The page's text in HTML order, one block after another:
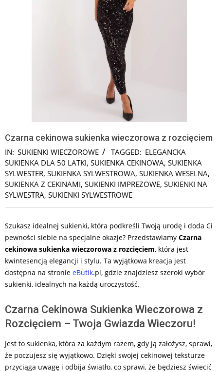
Czarna cekinowa sukienka wieczorowa z rozcięciem
IN: SUKIENKI WIECZOROWE TAGGED: ELEGANCKA
SUKIENKA DLA 50 LATKI, SUKIENKA CEKINOWA, SUKIENKA
SYLWESTER, SUKIENKA SYLWESTROWA, SUKIENKA WESELNA,
SUKIENKA Z CEKINAMI, SUKIENKI IMPREZOWE, SUKIENKI NA
SYLWESTRA, SUKIENKI SYLWESTROWE
Szukasz idealnej sukienki, która podkreśli Twoją urodę i doda Ci
pewności siebie na specjalne okazje? Przedstawiamy Czarna
cekinowa sukienka wieczorowa z rozcięciem, która jest
kwintesencją elegancji i stylu. Ta wyjątkowa kreacja jest
dostępna na stronie eButik.pl, gdzie znajdziesz szeroki wybór
sukienki, idealnych na każdą uroczystość.
Czarna Cekinowa Sukienka Wieczorowa z
Rozcięciem – Twoja Gwiazda Wieczoru!
Jest to sukienka, która za każdym razem, gdy ją założysz, sprawi,
że poczujesz się wyjątkowo. Dzięki swojej cekinowej teksturze
przyciąga uwagę i odbija światło, co sprawi, że będziesz świecić